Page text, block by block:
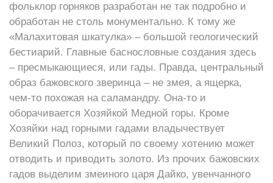
фольклор горняков разработан не так подробно и
обработан не столь монументально. К тому же
«Малахитовая шкатулка» – большой геологический
бестиарий. Главные баснословные создания здесь
– пресмыкающиеся, или гады. Правда, центральный
образ бажовского зверинца – не змея, а ящерка,
чем-то похожая на саламандру. Она-то и
оборачивается Хозяйкой Медной горы. Кроме
Хозяйки над горными гадами владычествует
Великий Полоз, который по своему хотению может
отводить и приводить золото. Из прочих бажовских
гадов выделим змеиного царя Дайко, увенчанного